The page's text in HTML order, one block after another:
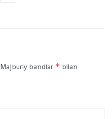
Majburiy bandlar * bilan